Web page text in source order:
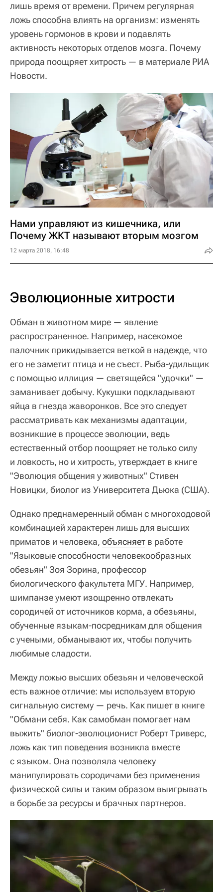
лишь время от времени. Причем регулярная
ложь способна влиять на организм: изменять
уровень гормонов в крови и подавлять
активность некоторых отделов мозга. Почему
природа поощряет хитрость — в материале РИА
Новости.
Нами управляют из кишечника, или
Почему ЖКТ называют вторым мозгом
12 марта 2018, 16:48
Эволюционные хитрости
Обман в животном мире — явление
распространенное. Например, насекомое
палочник прикидывается веткой в надежде, что
его не заметит птица и не съест. Рыба-удильщик
с помощью иллиция — светящейся "удочки" —
заманивает добычу. Кукушки подкладывают
яйца в гнезда жаворонков. Все это следует
рассматривать как механизмы адаптации,
возникшие в процессе эволюции, ведь
естественный отбор поощряет не только силу
и ловкость, но и хитрость, утверждает в книге
"Эволюция общения у животных" Стивен
Новицки, биолог из Университета Дьюка (США).
Однако преднамеренный обман с многоходовой
комбинацией характерен лишь для высших
приматов и человека, объясняет в работе
"Языковые способности человекообразных
обезьян" Зоя Зорина, профессор
биологического факультета МГУ. Например,
шимпанзе умеют изощренно отвлекать
сородичей от источников корма, а обезьяны,
обученные языкам-посредникам для общения
с учеными, обманывают их, чтобы получить
любимые сладости.
Между ложью высших обезьян и человеческой
есть важное отличие: мы используем вторую
сигнальную систему — речь. Как пишет в книге
"Обмани себя. Как самобман помогает нам
выжить" биолог-эволюционист Роберт Триверс,
ложь как тип поведения возникла вместе
с языком. Она позволяла человеку
манипулировать сородичами без применения
физической силы и таким образом выигрывать
в борьбе за ресурсы и брачных партнеров.